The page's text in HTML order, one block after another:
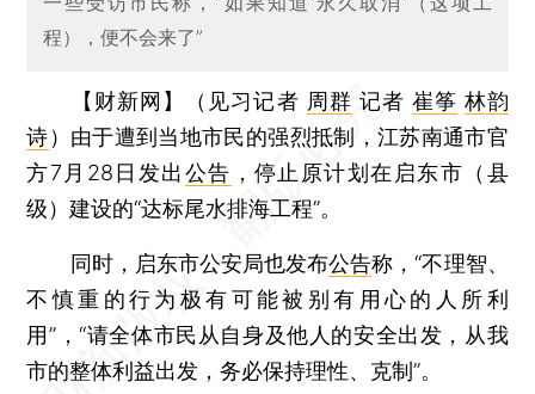
程），便不会来了”
【财新网】（见习记者 周群 记者 崔筝 林韵
诗） 由于遭到当地市民的强烈抵制，江苏南通市官
方7月28日发出公告 ，停止原计划在启东市（县
级）建设的“达标尾水排海工程”。
同时，启东市公安局也发布公告称，“不理智、
不慎重的行为极有可能被别有用心的人所利
用”，“请全体市民从自身及他人的安全出发，从我
市的整体利益出发，务必保持理性、克制”。